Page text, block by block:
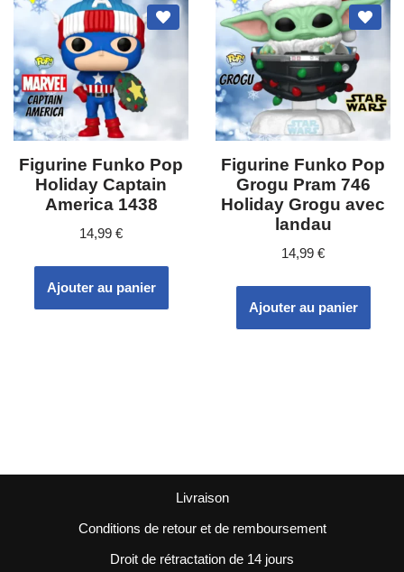
Figurine Funko Pop
Holiday Captain
America 1438
14,99 €
Ajouter au panier
Figurine Funko Pop
Grogu Pram 746
Holiday Grogu avec
landau
14,99 €
Ajouter au panier
Livraison
Conditions de retour et de remboursement
Droit de rétractation de 14 jours